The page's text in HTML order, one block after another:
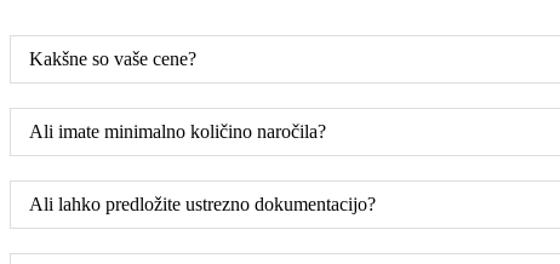
Kakšne so vaše cene?
Ali imate minimalno količino naročila?
Ali lahko predložite ustrezno dokumentacijo?